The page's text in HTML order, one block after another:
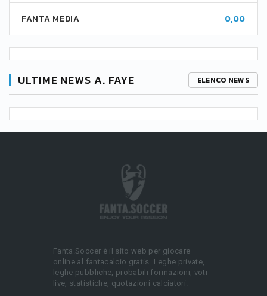
FANTA MEDIA 0,00
ULTIME NEWS A. FAYE ELENCO NEWS
Fanta.Soccer è il sito web per giocare
online al fantacalcio gratis. Leghe private,
leghe pubbliche, probabili formazioni, voti
live, statistiche, quotazioni calciatori.